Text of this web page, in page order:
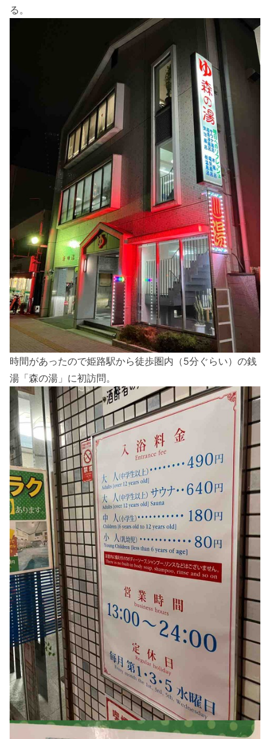
る。
時間があったので姫路駅から徒歩圏内（5分ぐらい）の銭
湯「森の湯」に初訪問。